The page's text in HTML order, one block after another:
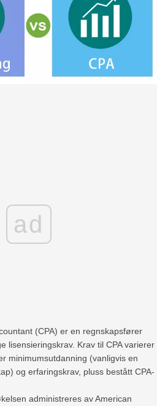
ad
(CPA) er en regnskapsfører
lisensieringskrav. Krav til CPA varierer
minimumsutdanning (vanligvis en
og erfaringskrav, pluss bestått CPA-
administreres av American